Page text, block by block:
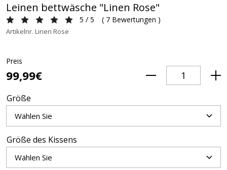
Leinen bettwäsche "Linen Rose"
5 / 5 ( 7 Bewertungen )
Artikelnr. Linen Rose
Preis
99,99€
Größe
Größe des Kissens